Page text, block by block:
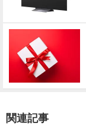
関連記事